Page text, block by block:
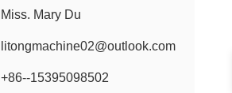
Miss. Mary Du
litongmachine02@outlook.com
+86--15395098502